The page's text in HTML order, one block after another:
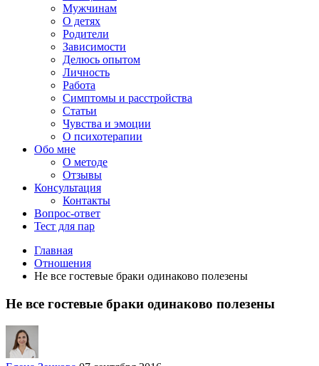
Мужчинам
О детях
Родители
Зависимости
Делюсь опытом
Личность
Работа
Симптомы и расстройства
Статьи
Чувства и эмоции
О психотерапии
Обо мне
О методе
Отзывы
Консультация
Контакты
Вопрос-ответ
Тест для пар
Главная
Отношения
Не все гостевые браки одинаково полезены
Не все гостевые браки одинаково полезены